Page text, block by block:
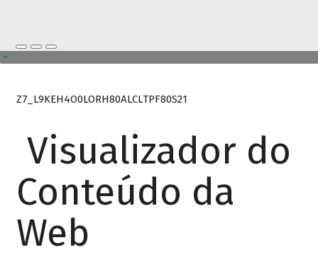
Z7_L9KEH4O0LORH80ALCLTPF80S21
Visualizador do
Conteúdo da
Web